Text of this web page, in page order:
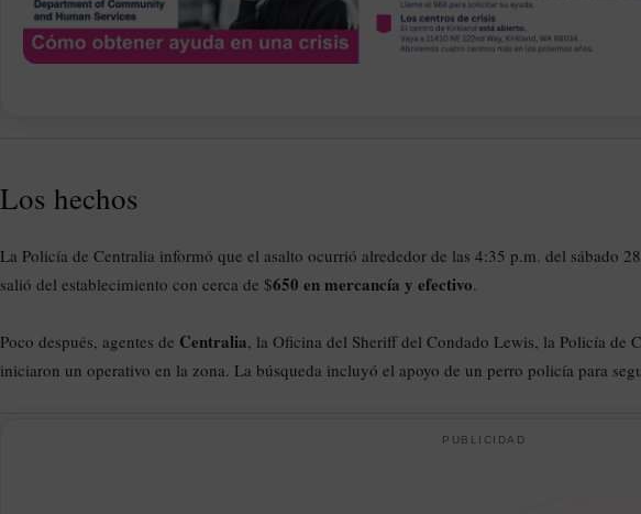
Los hechos
La Policía de Centralia informó que el asalto ocurrió alrededor de las 4:35 p.m. del sábado
salió del establecimiento con cerca de $650 en mercancía y efectivo.
Poco después, agentes de Centralia, la Oficina del Sheriff del Condado Lewis, la Policía de
iniciaron un operativo en la zona. La búsqueda incluyó el apoyo de un perro policía para
PUBLICIDAD